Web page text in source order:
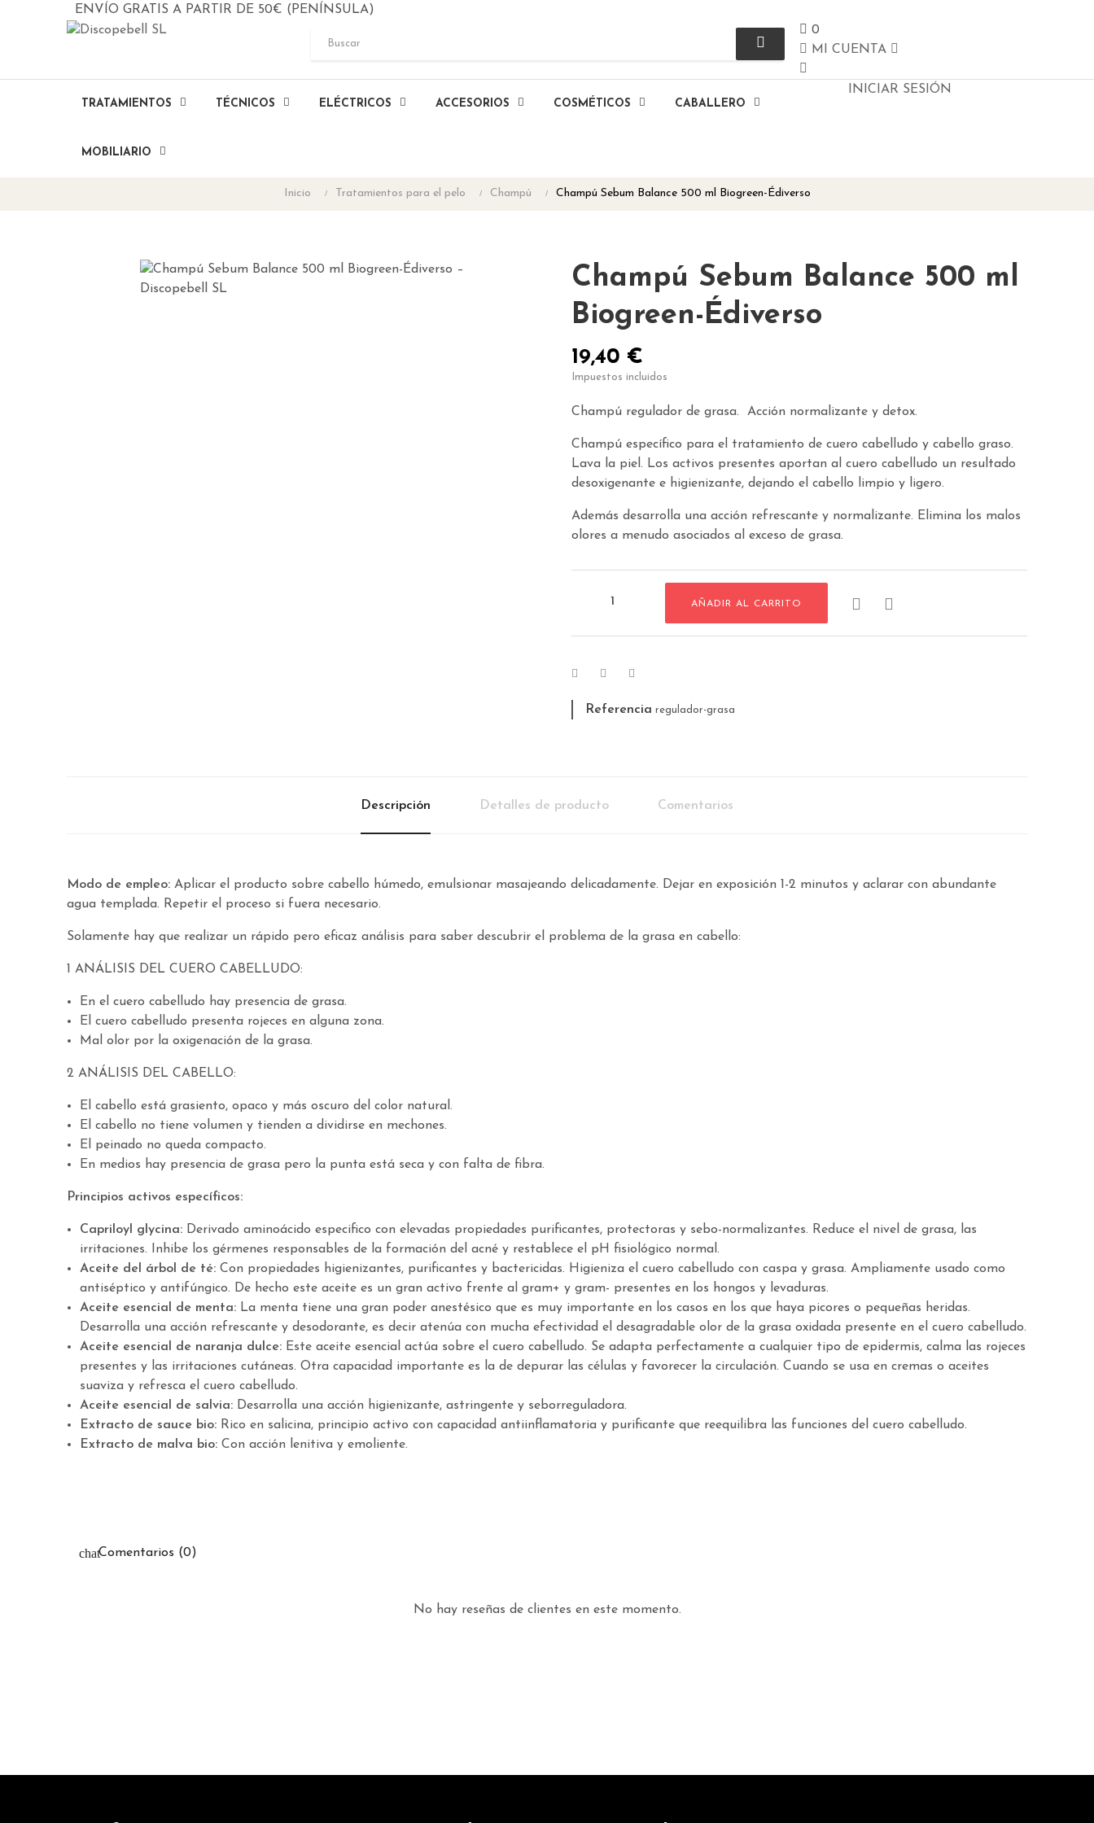
ENVÍO GRATIS A PARTIR DE 50€ (PENÍNSULA)
0
MI CUENTA
TRATAMIENTOS TÉCNICOS ELÉCTRICOS ACCESORIOS COSMÉTICOS CABALLERO
MOBILIARIO
INICIAR SESIÓN
Inicio Tratamientos para el pelo Champú Champú Sebum Balance 500 ml Biogreen-Édiverso
Champú Sebum Balance 500 ml
Biogreen-Édiverso
19,40 €
Impuestos incluidos
Champú regulador de grasa. Acción normalizante y detox.
Champú específico para el tratamiento de cuero cabelludo y cabello graso.
Lava la piel. Los activos presentes aportan al cuero cabelludo un resultado
desoxigenante e higienizante, dejando el cabello limpio y ligero.
Además desarrolla una acción refrescante y normalizante. Elimina los malos
olores a menudo asociados al exceso de grasa.
AÑADIR AL CARRITO  
Referencia regulador-grasa
Descripción Detalles de producto Comentarios
Modo de empleo: Aplicar el producto sobre cabello húmedo, emulsionar masajeando delicadamente. Dejar en exposición 1-2 minutos y aclarar con abundante
agua templada. Repetir el proceso si fuera necesario.
Solamente hay que realizar un rápido pero eficaz análisis para saber descubrir el problema de la grasa en cabello:
1 ANÁLISIS DEL CUERO CABELLUDO:
En el cuero cabelludo hay presencia de grasa.
El cuero cabelludo presenta rojeces en alguna zona.
Mal olor por la oxigenación de la grasa.
2 ANÁLISIS DEL CABELLO:
El cabello está grasiento, opaco y más oscuro del color natural.
El cabello no tiene volumen y tienden a dividirse en mechones.
El peinado no queda compacto.
En medios hay presencia de grasa pero la punta está seca y con falta de fibra.
Principios activos específicos:
Capriloyl glycina: Derivado aminoácido especifico con elevadas propiedades purificantes, protectoras y sebo-normalizantes. Reduce el nivel de grasa, las
irritaciones. Inhibe los gérmenes responsables de la formación del acné y restablece el pH fisiológico normal.
Aceite del árbol de té: Con propiedades higienizantes, purificantes y bactericidas. Higieniza el cuero cabelludo con caspa y grasa. Ampliamente usado como
antiséptico y antifúngico. De hecho este aceite es un gran activo frente al gram+ y gram- presentes en los hongos y levaduras.
Aceite esencial de menta: La menta tiene una gran poder anestésico que es muy importante en los casos en los que haya picores o pequeñas heridas.
Desarrolla una acción refrescante y desodorante, es decir atenúa con mucha efectividad el desagradable olor de la grasa oxidada presente en el cuero cabelludo.
Aceite esencial de naranja dulce: Este aceite esencial actúa sobre el cuero cabelludo. Se adapta perfectamente a cualquier tipo de epidermis, calma las rojeces
presentes y las irritaciones cutáneas. Otra capacidad importante es la de depurar las células y favorecer la circulación. Cuando se usa en cremas o aceites
suaviza y refresca el cuero cabelludo.
Aceite esencial de salvia: Desarrolla una acción higienizante, astringente y seborreguladora.
Extracto de sauce bio: Rico en salicina, principio activo con capacidad antiinflamatoria y purificante que reequilibra las funciones del cuero cabelludo.
Extracto de malva bio: Con acción lenitiva y emoliente.
Comentarios (0)
No hay reseñas de clientes en este momento.